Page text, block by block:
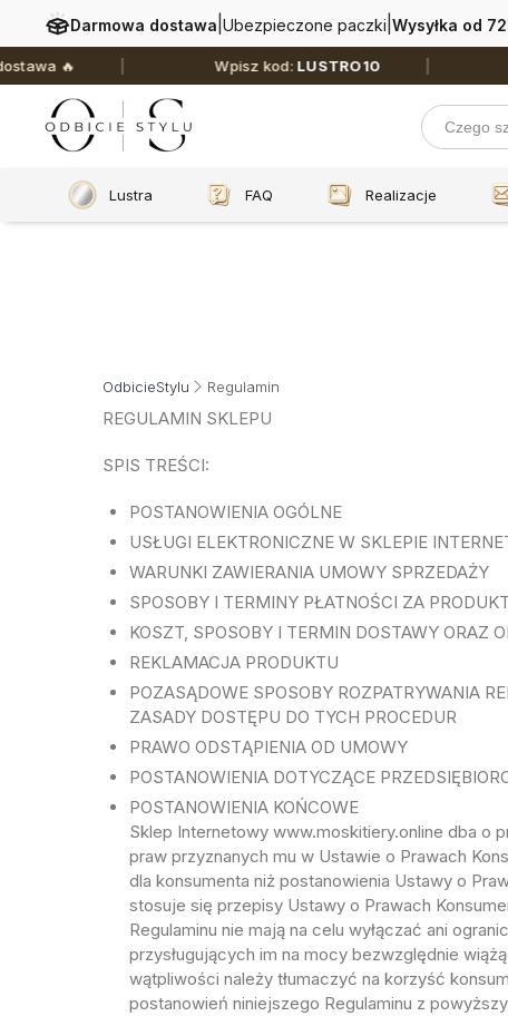
Darmowa dostawa Ubezpieczone paczki Wysyłka od
Wpisz kod:LUSTRO10 🔥
Lustra FAQ Realizacje
OdbicieStylu Regulamin
REGULAMIN SKLEPU
SPIS TREŚCI:
POSTANOWIENIA OGÓLNE
USŁUGI ELEKTRONICZNE W SKLEPIE
WARUNKI ZAWIERANIA UMOWY SPRZEDAŻY
SPOSOBY I TERMINY PŁATNOŚCI ZA PRODUKT
KOSZT, SPOSOBY I TERMIN DOSTAWY ORAZ
REKLAMACJA PRODUKTU
POZASĄDOWE SPOSOBY ROZPATRYWANIA
ZASADY DOSTĘPU DO TYCH PROCEDUR
PRAWO ODSTĄPIENIA OD UMOWY
POSTANOWIENIA DOTYCZĄCE
POSTANOWIENIA KOŃCOWE
Sklep Internetowy www.moskitiery.online dba o
praw przyznanych mu w Ustawie o Prawach
dla konsumenta niż postanowienia Ustawy o
stosuje się przepisy Ustawy o Prawach
Regulaminu nie mają na celu wyłączać ani
przysługujących im na mocy bezwzględnie
wątpliwości należy tłumaczyć na korzyść
postanowień niniejszego Regulaminu z